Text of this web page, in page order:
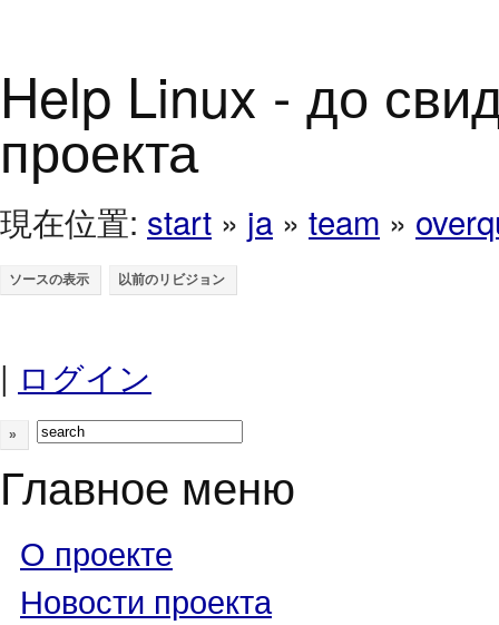
Help Linux - до
проекта
現在位置: start » ja » team »
| ログイン
»
Главное меню
О проекте
Новости проекта